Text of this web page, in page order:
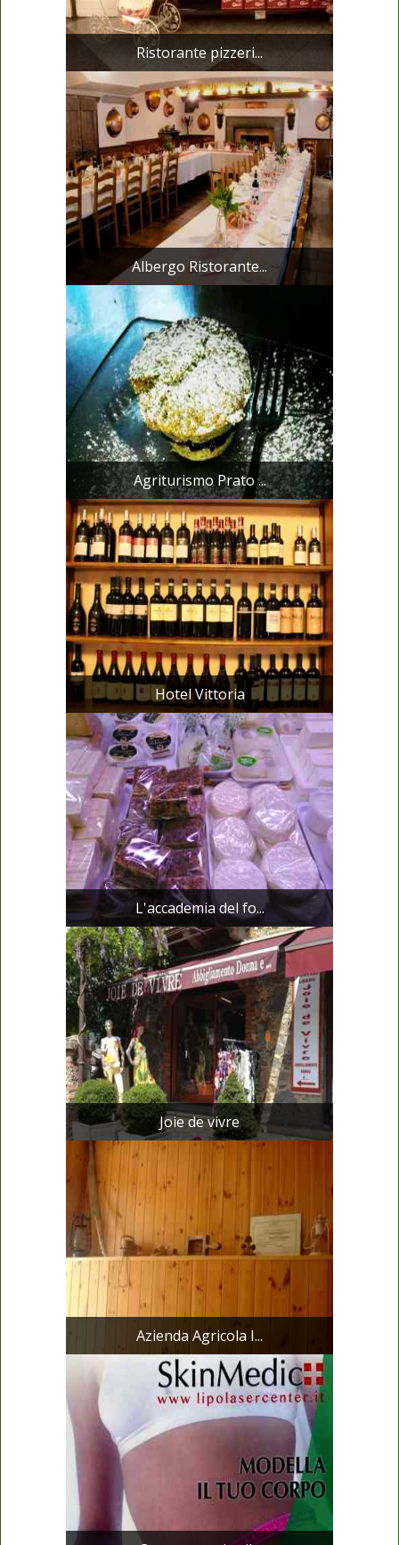
Ristorante pizzeri...
Albergo Ristorante...
Agriturismo Prato ...
Hotel Vittoria
L'accademia del fo...
Joie de vivre
Azienda Agricola I...